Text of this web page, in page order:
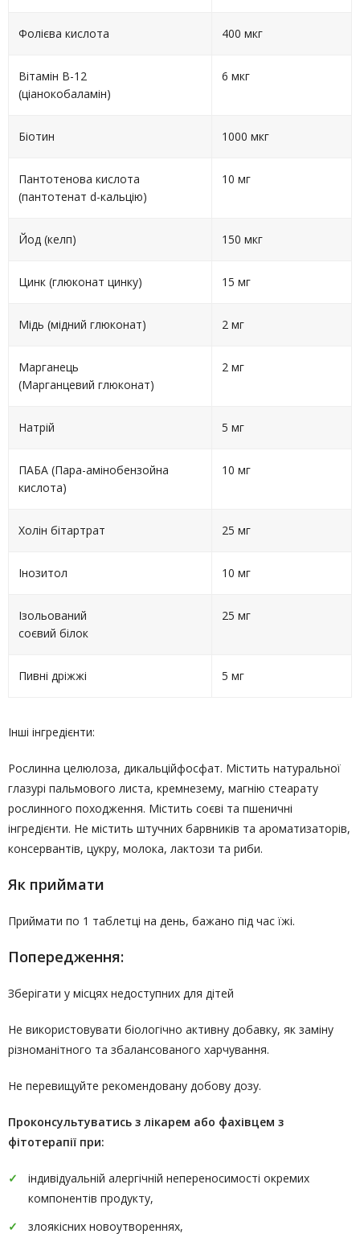
Фолієва кислота 400 мкг
Вітамін B-12
(ціанокобаламін)
6 мкг
Біотин 1000 мкг
Пантотенова кислота
(пантотенат d-кальцію)
10 мг
Йод (келп) 150 мкг
Цинк (глюконат цинку) 15 мг
Мідь (мідний глюконат) 2 мг
Марганець
(Марганцевий глюконат)
2 мг
Натрій 5 мг
ПАБА (Пара-амінобензойна
кислота)
10 мг
Холін бітартрат 25 мг
Інозитол 10 мг
Ізольований
соєвий білок
25 мг
Пивні дріжжі 5 мг
Інші інгредієнти:
Рослинна целюлоза, дикальційфосфат. Містить натуральної
глазурі пальмового листа, кремнезему, магнію стеарату
рослинного походження. Містить соєві та пшеничні
інгредієнти. Не містить штучних барвників та ароматизаторів,
консервантів, цукру, молока, лактози та риби.
Як приймати
Приймати по 1 таблетці на день, бажано під час їжі.
Попередження:
Зберігати у місцях недоступних для дітей
Не використовувати біологічно активну добавку, як заміну
різноманітного та збалансованого харчування.
Не перевищуйте рекомендовану добову дозу.
Проконсультуватись з лікарем або фахівцем з
фітотерапії при:
індивідуальній алергічній непереносимості окремих
компонентів продукту,
злоякісних новоутвореннях,